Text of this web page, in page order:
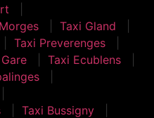
Taxi Gland
Taxi Preverenges
Taxi Ecublens
Taxi Bussigny